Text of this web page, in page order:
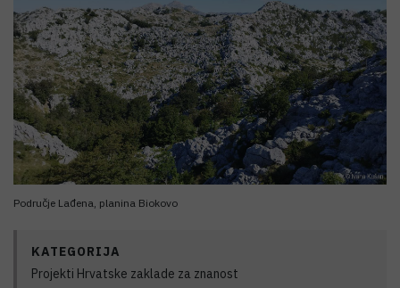
Područje Lađena, planina Biokovo
KATEGORIJA
Projekti Hrvatske zaklade za znanost